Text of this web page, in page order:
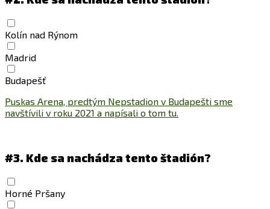
Kolín nad Rýnom
Madrid
Budapešť
Puskas Arena, predtým Nepstadion v Budapešti sme
navštívili v roku 2021 a napísali o tom tu.
#3. Kde sa nachádza tento štadión?
Horné Pršany